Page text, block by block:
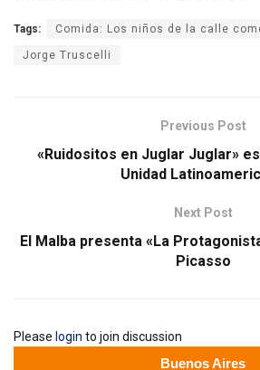
Tags: Comida: Los niños de la calle
Jorge Truscelli
Previous Post
«Ruidositos en Juglar Juglar»
Unidad
Next Post
El Malba presenta «La
Picasso
Please login to join discussion
Buenos Aires